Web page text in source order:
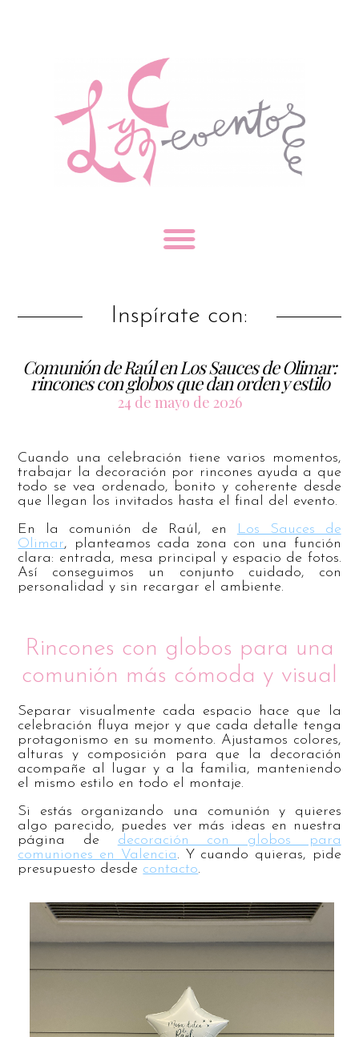
Inspírate con:
Comunión de Raúl en Los Sauces de Olimar:
rincones con globos que dan orden y estilo
24 de mayo de 2026
Cuando una celebración tiene varios momentos,
trabajar la decoración por rincones ayuda a que
todo se vea ordenado, bonito y coherente desde
que llegan los invitados hasta el final del evento.
En la comunión de Raúl, en
Los Sauces de
Olimar, planteamos cada zona con una función
clara: entrada, mesa principal y espacio de fotos.
Así conseguimos un conjunto cuidado, con
personalidad y sin recargar el ambiente.
Rincones con globos para una
comunión más cómoda y visual
Separar visualmente cada espacio hace que la
celebración fluya mejor y que cada detalle tenga
protagonismo en su momento. Ajustamos colores,
alturas y composición para que la decoración
acompañe al lugar y a la familia, manteniendo
el mismo estilo en todo el montaje.
Si estás organizando una comunión y quieres
algo parecido, puedes ver más ideas en nuestra
página de decoración con globos para
comuniones en Valencia. Y cuando quieras, pide
presupuesto desde contacto.